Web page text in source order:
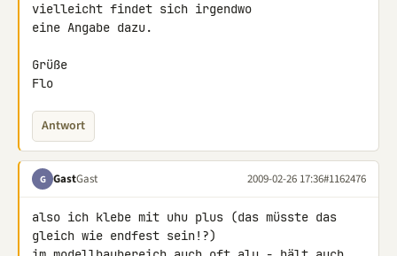
vielleicht findet sich irgendwo
eine Angabe dazu.
Grüße
Flo
Antwort
G GastGast 2009-02-26 17:36#1162476
also ich klebe mit uhu plus (das müsste das
gleich wie endfest sein!?)